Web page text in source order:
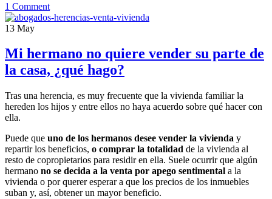
1 Comment
13 May
Mi hermano no quiere vender su parte de
la casa, ¿qué hago?
Tras una herencia, es muy frecuente que la vivienda familiar la
hereden los hijos y entre ellos no haya acuerdo sobre qué hacer con
ella.
Puede que uno de los hermanos desee vender la vivienda y
repartir los beneficios, o comprar la totalidad de la vivienda al
resto de copropietarios para residir en ella. Suele ocurrir que algún
hermano no se decida a la venta por apego sentimental a la
vivienda o por querer esperar a que los precios de los inmuebles
suban y, así, obtener un mayor beneficio.